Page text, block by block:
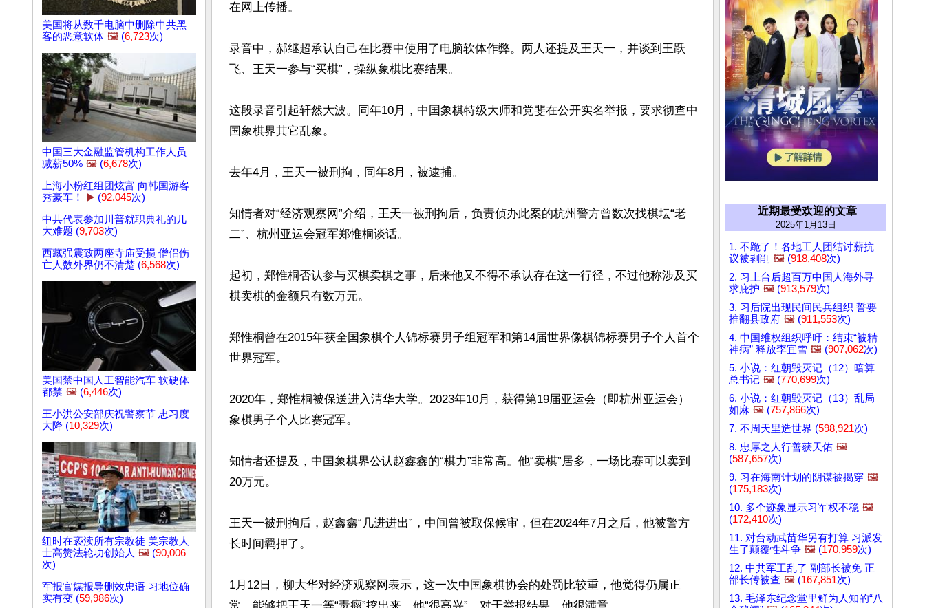
美国将从数千电脑中删除中共黑
客的恶意软体 🖼️ (6,723次)
中国三大金融监管机构工作人员
减薪50% 🖼️ (6,678次)
上海小粉红组团炫富 向韩国游客
秀豪车！
▶️ (92,045次)
中共代表参加川普就职典礼的几
大难题 (9,703次)
西藏强震致两座寺庙受损 僧侣伤
亡人数外界仍不清楚 (6,568次)
美国禁中国人工智能汽车 软硬体
都禁 🖼️ (6,446次)
王小洪公安部庆祝警察节 忠习度
大降 (10,329次)
纽时在亵渎所有宗教徒 美宗教人
士高赞法轮功创始人 🖼️ (90,006
次)
军报官媒报导删效忠语 习地位确
实有变 (59,986次)
在网上传播。
录音中，郝继超承认自己在比赛中使用了电脑软体作弊。两人还提及王天一，并谈到王跃
飞、王天一参与“买棋”，操纵象棋比赛结果。
这段录音引起轩然大波。同年10月，中国象棋特级大师和党斐在公开实名举报，要求彻查中
国象棋界其它乱象。
去年4月，王天一被刑拘，同年8月，被逮捕。
知情者对“经济观察网”介绍，王天一被刑拘后，负责侦办此案的杭州警方曾数次找棋坛“老
二”、杭州亚运会冠军郑惟桐谈话。
起初，郑惟桐否认参与买棋卖棋之事，后来他又不得不承认存在这一行径，不过他称涉及买
棋卖棋的金额只有数万元。
郑惟桐曾在2015年获全国象棋个人锦标赛男子组冠军和第14届世界像棋锦标赛男子个人首个
世界冠军。
2020年，郑惟桐被保送进入清华大学。2023年10月，获得第19届亚运会（即杭州亚运会）
象棋男子个人比赛冠军。
知情者还提及，中国象棋界公认赵鑫鑫的“棋力”非常高。他“卖棋”居多，一场比赛可以卖到
20万元。
王天一被刑拘后，赵鑫鑫“几进进出”，中间曾被取保候审，但在2024年7月之后，他被警方
长时间羁押了。
1月12日，柳大华对经济观察网表示，这一次中国象棋协会的处罚比较重，他觉得仍属正
近期最受欢迎的文章
2025年1月13日
1. 不跪了！各地工人团结讨薪抗
议被剥削 🖼️ (918,408次)
2. 习上台后超百万中国人海外寻
求庇护 🖼️ (913,579次)
3. 习后院出现民间民兵组织 誓要
推翻县政府 🖼️ (911,553次)
4. 中国维权组织呼吁：结束“被精
神病” 释放李宜雪 🖼️ (907,062次)
5. 小说：红朝毁灭记（12）暗算
总书记 🖼️ (770,699次)
6. 小说：红朝毁灭记（13）乱局
如麻 🖼️ (757,866次)
7. 不周天里造世界 (598,921次)
8. 忠厚之人行善获天佑 🖼️
(587,657次)
9. 习在海南计划的阴谋被揭穿 🖼️
(175,183次)
10. 多个迹象显示习军权不稳 🖼️
(172,410次)
11. 对台动武苗华另有打算 习派发
生了颠覆性斗争 🖼️ (170,959次)
12. 中共军工乱了 副部长被免 正
部长传被查 🖼️ (167,851次)
13. 毛泽东纪念堂里鲜为人知的“八